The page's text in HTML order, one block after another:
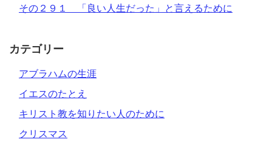
その２９１ 「良い人生だった」と言えるために
カテゴリー
アブラハムの生涯
イエスのたとえ
キリスト教を知りたい人のために
クリスマス